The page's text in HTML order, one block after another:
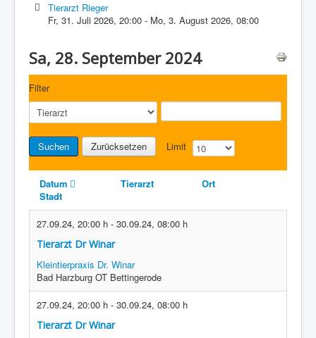
Tierarzt Rieger
Fr, 31. Juli 2026,20:00 - Mo, 3. August 2026,08:00
Sa, 28. September 2024
Filter
Suchen Zurücksetzen Limit
Datum Tierarzt
Ort
Stadt
27.09.24, 20:00 h - 30.09.24, 08:00 h
Tierarzt Dr Winar
Kleintierpraxis Dr. Winar
Bad Harzburg OT Bettingerode
27.09.24, 20:00 h - 30.09.24, 08:00 h
Tierarzt Dr Winar